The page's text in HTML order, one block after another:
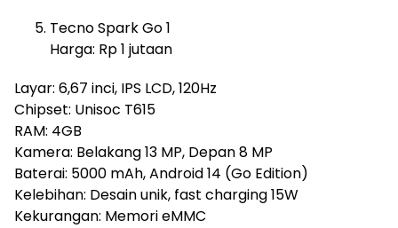
Tecno Spark Go 1
Harga: Rp 1 jutaan
Layar: 6,67 inci, IPS LCD, 120Hz
Chipset: Unisoc T615
RAM: 4GB
Kamera: Belakang 13 MP, Depan 8 MP
Baterai: 5000 mAh, Android 14 (Go Edition)
Kelebihan: Desain unik, fast charging 15W
Kekurangan: Memori eMMC